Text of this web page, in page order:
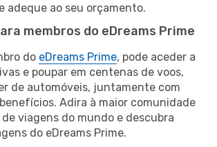
adeque ao seu orçamento.
membros do eDreams Prime
do eDreams Prime, pode aceder a
e poupar em centenas de voos,
de automóveis, juntamente com
Adira à maior comunidade
viagens do mundo e descubra
do eDreams Prime.